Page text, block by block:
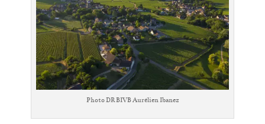
Photo DR BIVB Aurélien Ibanez